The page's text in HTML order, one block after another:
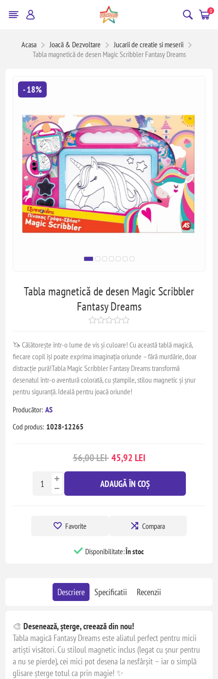
0
Acasa Joacă & Dezvoltare
Jucarii de creatie si meserii
Tabla magnetică de desen Magic Scribbler Fantasy Dreams
- 18%
Tabla magnetică de desen Magic Scribbler
Fantasy Dreams
🦄 Călătorește într-o lume de vis și culoare! Cu această tablă magică,
fiecare copil își poate exprima imaginația oriunde – fără murdărie, doar
distracție pură!Tabla Magic Scribbler Fantasy Dreams transformă
desenatul într-o aventură colorată, cu ștampile, stilou magnetic și șnur
pentru siguranță. Ideală pentru joacă oriunde!
Producător: AS
Cod produs: 1028-12265
56,00 LEI 45,92 LEI
ADAUGĂ ÎN COȘ
Favorite Compara
Disponibilitate:În stoc
Descriere Specificatii Recenzii
🎨Desenează, șterge, creează din nou!
Tabla magică Fantasy Dreams este aliatul perfect pentru micii
artiști visători. Cu stiloul magnetic inclus (legat cu șnur pentru
a nu se pierde), cei mici pot desena la nesfârșit – iar o simplă
glisare șterge totul ca prin magie! ✨